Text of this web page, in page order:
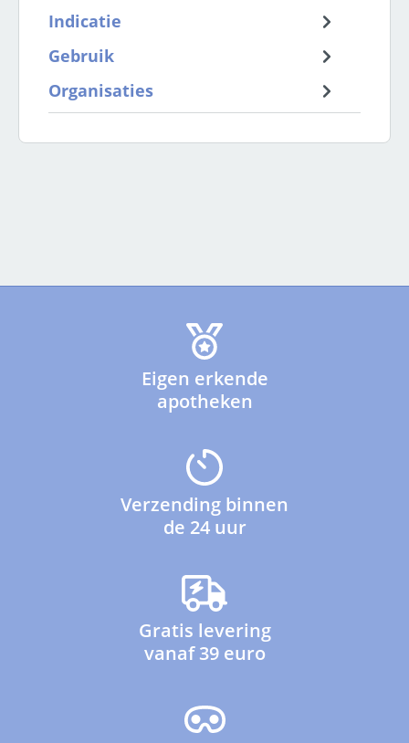
Indicatie
Gebruik
Organisaties
Eigen erkende
apotheken
Verzending binnen
de 24 uur
Gratis levering
vanaf 39 euro